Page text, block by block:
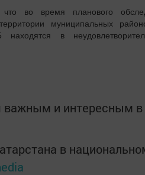
во время планового
муниципальных
в
и интересным в
в